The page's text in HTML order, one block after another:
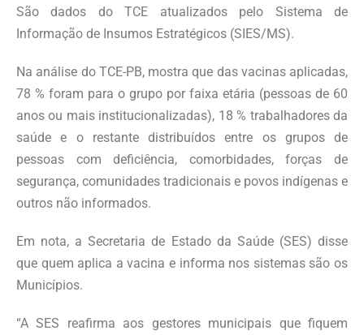
São dados do TCE atualizados pelo Sistema de
Informação de Insumos Estratégicos (SIES/MS).
Na análise do TCE-PB, mostra que das vacinas aplicadas,
78 % foram para o grupo por faixa etária (pessoas de 60
anos ou mais institucionalizadas), 18 % trabalhadores da
saúde e o restante distribuídos entre os grupos de
pessoas com deficiência, comorbidades, forças de
segurança, comunidades tradicionais e povos indígenas e
outros não informados.
Em nota, a Secretaria de Estado da Saúde (SES) disse
que quem aplica a vacina e informa nos sistemas são os
Municípios.
“A SES reafirma aos gestores municipais que fiquem